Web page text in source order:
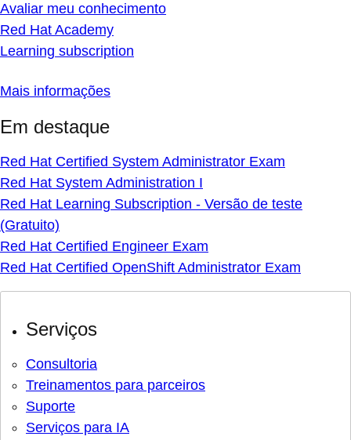
Avaliar meu conhecimento
Red Hat Academy
Learning subscription
Mais informações
Em destaque
Red Hat Certified System Administrator Exam
Red Hat System Administration I
Red Hat Learning Subscription - Versão de teste
(Gratuito)
Red Hat Certified Engineer Exam
Red Hat Certified OpenShift Administrator Exam
Serviços
Consultoria
Treinamentos para parceiros
Suporte
Serviços para IA